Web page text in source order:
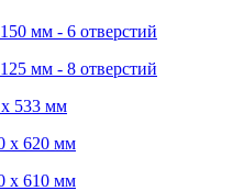
мм - 6 отверстий
мм - 8 отверстий
533 мм
х 620 мм
х 610 мм